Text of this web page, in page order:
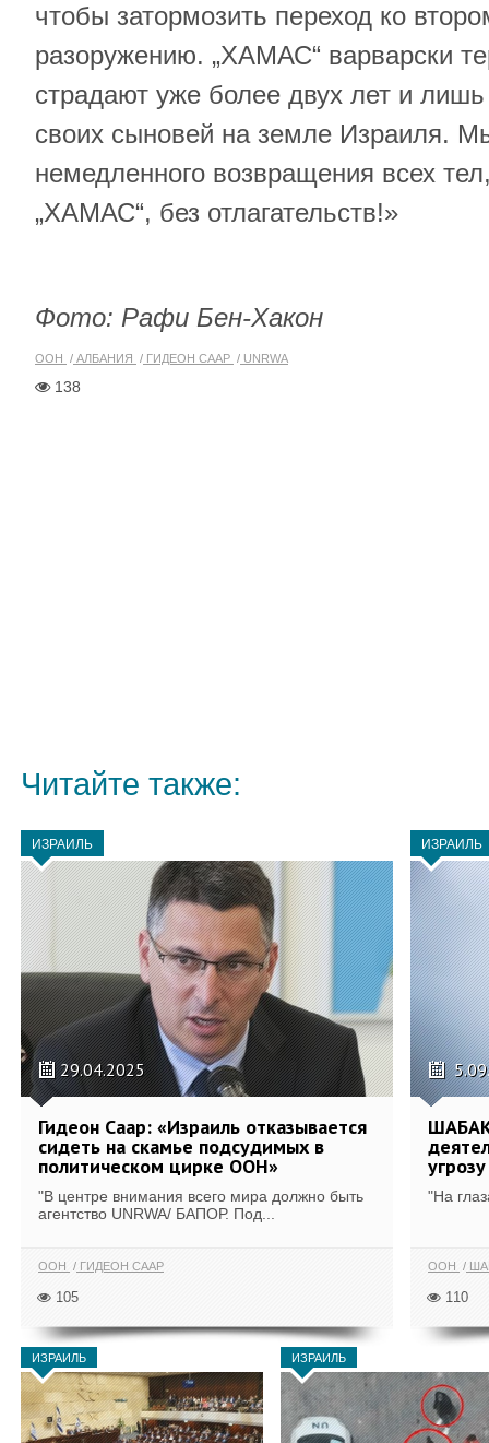
чтобы затормозить переход ко
разоружению. „ХАМАС“ варварски
страдают уже более двух лет и лишь
своих сыновей на земле Израиля.
немедленного возвращения всех
„ХАМАС“, без отлагательств!»
Фото: Рафи Бен-Хакон
ООН АЛБАНИЯ ГИДЕОН СААР UNRWA
138
Читайте также:
ИЗРАИЛЬ
29.04.2025
Гидеон Саар: «Израиль отказывается
сидеть на скамье подсудимых в
политическом цирке ООН»
"В центре внимания всего мира должно быть
агентство UNRWA/ БАПОР. Под...
ООН ГИДЕОН СААР
105
ИЗРАИЛЬ
ШАБАК
"На
ООН
110
ИЗРАИЛЬ ИЗРАИЛЬ